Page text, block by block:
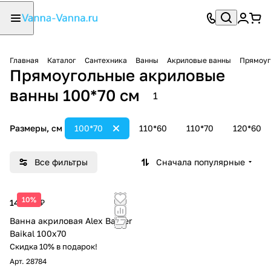
Главная Каталог Сантехника Ванны Акриловые ванны
Прямоугольные акриловые
ванны 100*70 см
1
Размеры, см 100*70 110*60 110*70 120*60
Все фильтры Сначала популярные
10%
14 030 ₽
Ванна акриловая Alex Baitler
Baikal 100х70
Скидка 10% в подарок!
Арт. 28784